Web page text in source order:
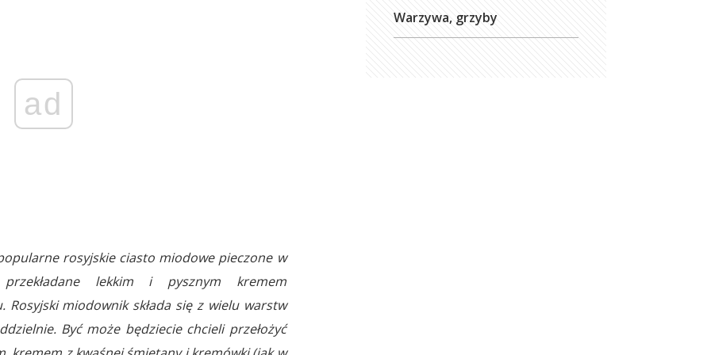
ad
rosyjskie ciasto miodowe pieczone w
przekładane lekkim i pysznym kremem
miodownik składa się z wielu warstw
Być może będziecie chcieli przełożyć
Warzywa, grzyby